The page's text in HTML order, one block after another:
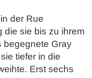
der Rue
die sie bis zu ihrem
begegnete Gray
tiefer in die
Erst sechs